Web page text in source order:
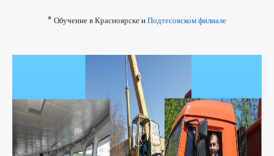
* Обучение в Красноярске и Подтесовском филиале